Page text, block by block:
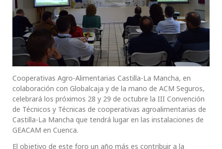
Cooperativas Agro-Alimentarias Castilla-La Mancha, en
colaboración con Globalcaja y de la mano de ACM Seguros,
celebrará los próximos 28 y 29 de octubre la III Convención
de Técnicos y Técnicas de cooperativas agroalimentarias de
Castilla-La Mancha que tendrá lugar en las instalaciones de
GEACAM en Cuenca.
El objetivo de este foro un año más es contribuir a la